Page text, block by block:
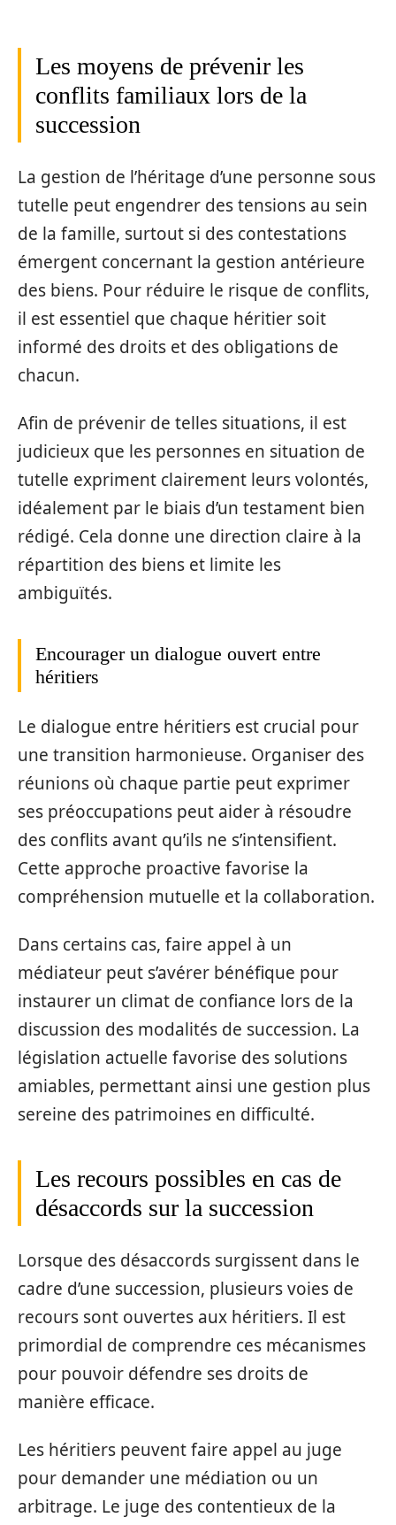
Les moyens de prévenir les
conflits familiaux lors de la
succession
La gestion de l’héritage d’une personne sous
tutelle peut engendrer des tensions au sein
de la famille, surtout si des contestations
émergent concernant la gestion antérieure
des biens. Pour réduire le risque de conflits,
il est essentiel que chaque héritier soit
informé des droits et des obligations de
chacun.
Afin de prévenir de telles situations, il est
judicieux que les personnes en situation de
tutelle expriment clairement leurs volontés,
idéalement par le biais d’un testament bien
rédigé. Cela donne une direction claire à la
répartition des biens et limite les
ambiguïtés.
Encourager un dialogue ouvert entre
héritiers
Le dialogue entre héritiers est crucial pour
une transition harmonieuse. Organiser des
réunions où chaque partie peut exprimer
ses préoccupations peut aider à résoudre
des conflits avant qu’ils ne s’intensifient.
Cette approche proactive favorise la
compréhension mutuelle et la collaboration.
Dans certains cas, faire appel à un
médiateur peut s’avérer bénéfique pour
instaurer un climat de confiance lors de la
discussion des modalités de succession. La
législation actuelle favorise des solutions
amiables, permettant ainsi une gestion plus
sereine des patrimoines en difficulté.
Les recours possibles en cas de
désaccords sur la succession
Lorsque des désaccords surgissent dans le
cadre d’une succession, plusieurs voies de
recours sont ouvertes aux héritiers. Il est
primordial de comprendre ces mécanismes
pour pouvoir défendre ses droits de
manière efficace.
Les héritiers peuvent faire appel au juge
pour demander une médiation ou un
arbitrage. Le juge des contentieux de la